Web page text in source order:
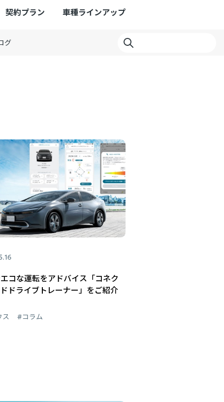
契約プラン 車種ラインアップ
グ
コな運転をアドバイス「コネク
ドライブトレーナー」をご紹介
ス #コラム